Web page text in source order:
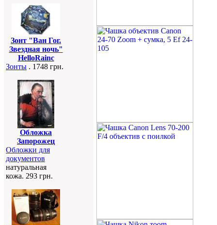
Зонт "Ван Гог.
Звездная ночь"
HelloRainc
Зонты . 1748 грн.
Обложка
Запорожец
Обложки для
документов
натуральная
кожа. 293 грн.